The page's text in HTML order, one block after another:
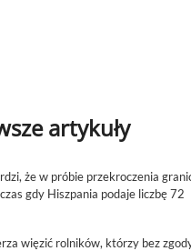
artykuły
że w próbie przekroczenia
gdy Hiszpania podaje liczbę 72
więzić rolników, którzy bez